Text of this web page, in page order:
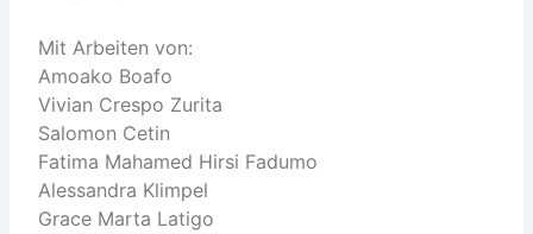
Mit Arbeiten von:
Amoako Boafo
Vivian Crespo Zurita
Salomon Cetin
Fatima Mahamed Hirsi Fadumo
Alessandra Klimpel
Grace Marta Latigo